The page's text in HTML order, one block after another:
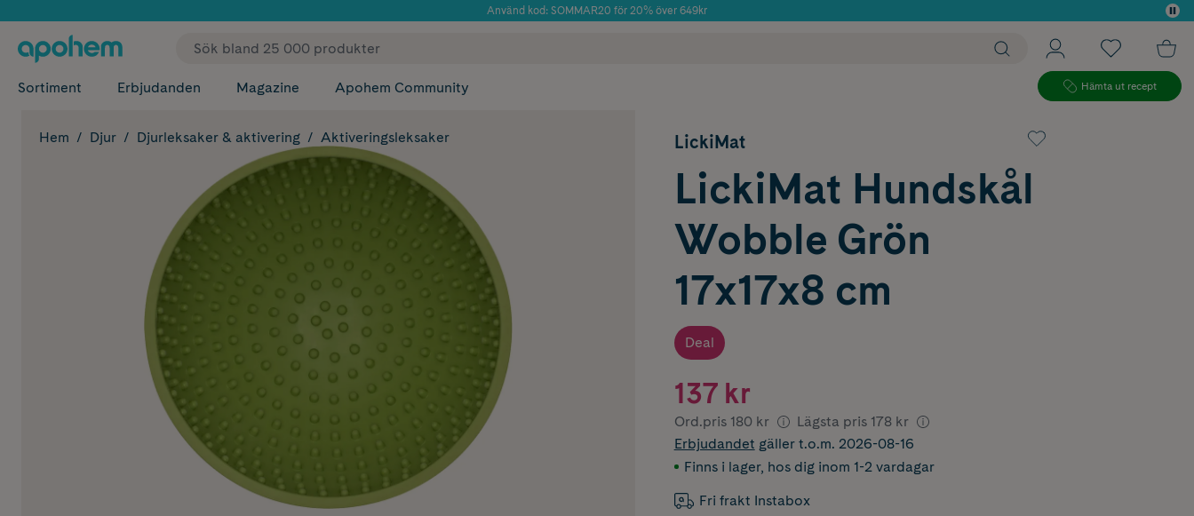
Använd kod: SOMMAR20 för 20% över 649kr
Sortiment Erbjudanden Magazine Apohem Community Hämta ut recept
Hem Djur Djurleksaker & aktivering Aktiveringsleksaker LickiMat
LickiMat Hundskål
Wobble Grön
17x17x8 cm
Deal
137 kr
Ord.pris 180 kr Lägsta pris 178 kr
Erbjudandet gäller t.o.m. 2026-08-16
Finns i lager, hos dig inom 1-2 vardagar
Fri frakt Instabox